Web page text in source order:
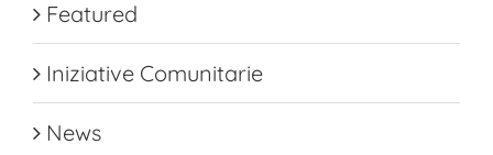
Featured
Iniziative Comunitarie
News